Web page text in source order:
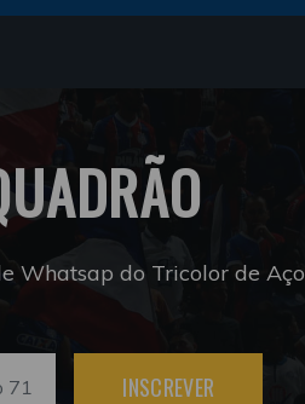
Whatsap do Tricolor de Aço
INSCREVER